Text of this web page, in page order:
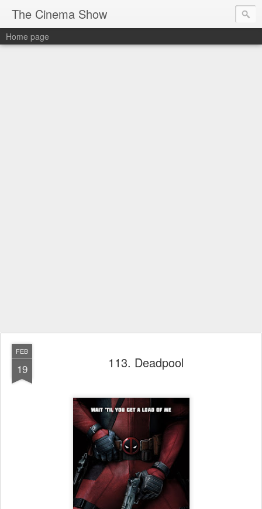
The Cinema Show
Home page
FEB
19 113. Deadpool